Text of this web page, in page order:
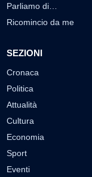
Parliamo di…
Ricomincio da me
SEZIONI
Cronaca
Politica
Attualità
Cultura
Economia
Sport
Eventi